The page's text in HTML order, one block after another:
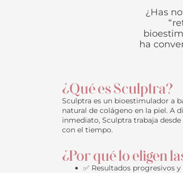
¿Has
ha
¿Qué es Sculptra?
Sculptra es un bioestimulador a
natural de colágeno en la piel. A
inmediato, Sculptra trabaja
con el tiempo.
¿Por qué lo eligen
✅ Resultados progresivos y